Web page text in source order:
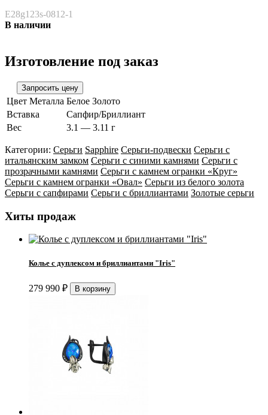
E28g123s-0812-1
В наличии
Изготовление под заказ
Цвет Металла Белое Золото
Вставка
Сапфир/Бриллиант
Вес
3.1 — 3.11 г
Категории: Серьги Sapphire Серьги-подвески Серьги с
итальянским замком Серьги с синими камнями Серьги с
прозрачными камнями Серьги с камнем огранки «Круг»
Серьги с камнем огранки «Овал» Серьги из белого золота
Серьги с сапфирами Серьги с бриллиантами Золотые серьги
Хиты продаж
Колье с дуплексом и бриллиантами "Iris"
279 990 ₽